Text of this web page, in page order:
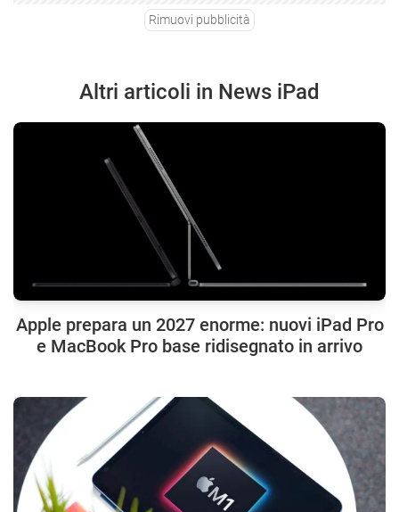
Rimuovi pubblicità
Altri articoli in News iPad
Apple prepara un 2027 enorme: nuovi iPad Pro
e MacBook Pro base ridisegnato in arrivo